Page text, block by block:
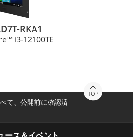
RKA1
i3-12100TE
TOP
て、公開前に確認済